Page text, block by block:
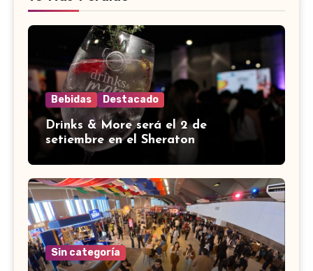
Bebidas Destacado
Drinks & More será el 2 de
setiembre en el Sheraton
Sin categoría